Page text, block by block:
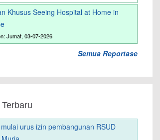
Khusus Seeing Hospital at Home in
Jumat, 03-07-2026
Semua Reportase
urus izin pembangunan RSUD